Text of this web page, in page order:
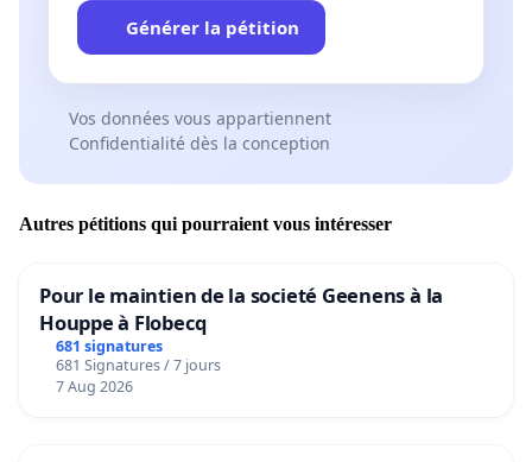
Générer la pétition
Vos données vous appartiennent
Confidentialité dès la conception
Autres pétitions qui pourraient vous intéresser
Pour le maintien de la societé Geenens à la
Houppe à Flobecq
681 signatures
681 Signatures / 7 jours
7 Aug 2026